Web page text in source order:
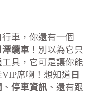
行車，你還有一個
潭纜車 ！別以為它只
工具，它可是讓你能
席啊！想知道 日
、 停車資訊 、還有跟